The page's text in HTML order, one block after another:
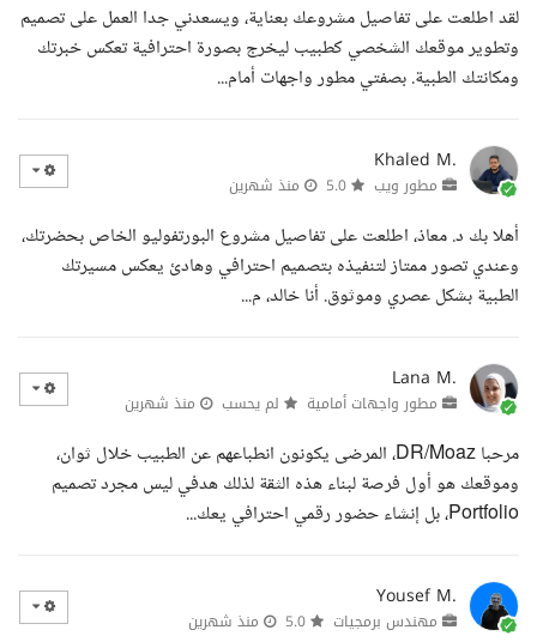
لقد اطلعت على تفاصيل مشروعك بعناية، ويسعدني جدا العمل على تصميم
وتطوير موقعك الشخصي كطبيب ليخرج بصورة احترافية تعكس خبرتك
ومكانتك الطبية. بصفتي مطور واجهات أمام...
Khaled M.
مطور ويب منذ شهرين
أهلا بك د. معاذ، اطلعت على تفاصيل مشروع البورتفوليو الخاص بحضرتك،
وعندي تصور ممتاز لتنفيذه بتصميم احترافي وهادئ يعكس مسيرتك
الطبية بشكل عصري وموثوق. أنا خالد، م...
Lana M.
مطور واجهات أمامية لم يحسب منذ شهرين
مرحبا DR/Moaz، المرضى يكونون انطباعهم عن الطبيب خلال ثوان،
وموقعك هو أول فرصة لبناء هذه الثقة لذلك هدفي ليس مجرد تصميم
Portfolio، بل إنشاء حضور رقمي احترافي يعك...
Yousef M.
مهندس برمجيات منذ شهرين